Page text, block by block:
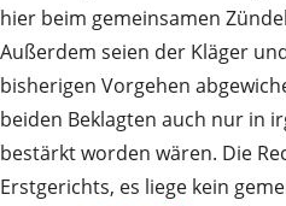
hier beim gemeinsamen
Außerdem seien der Kläger
bisherigen Vorgehen
beiden Beklagten auch nur in
bestärkt worden wären. Die
Erstgerichts, es liege kein